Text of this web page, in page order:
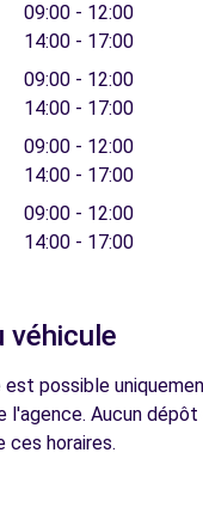
09:00 - 12:00
14:00 - 17:00
09:00 - 12:00
14:00 - 17:00
09:00 - 12:00
14:00 - 17:00
09:00 - 12:00
14:00 - 17:00
véhicule
possible
l'agence. Aucun
ces horaires.